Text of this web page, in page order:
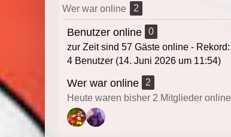
Wer war online 2
Benutzer online
0
zur Zeit sind 57 Gäste online - Rekord:
4 Benutzer (14. Juni 2026 um 11:54)
Wer war online
2
Heute waren bisher 2 Mitglieder online